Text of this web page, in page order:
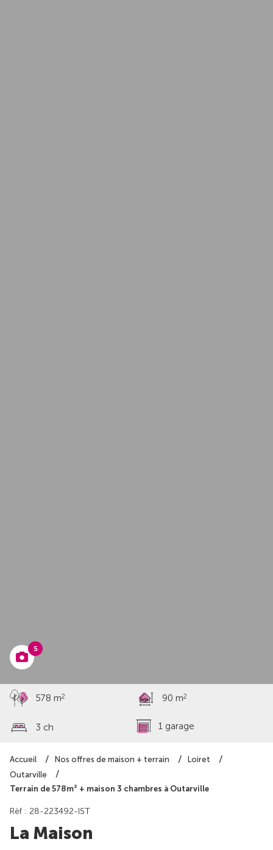
Accueil Nos offres de maison + terrain
Loiret
Outarville
Terrain de 578m² + maison 3 chambres à Outarville
5
578 m2 90 m2
3 ch 1 garage
Rèf : 28-223492-IST
La Maison